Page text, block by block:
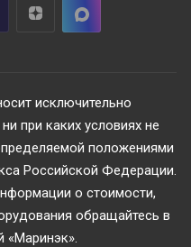
исключительно
при каких условиях не
положениями
Российской Федерации.
о стоимости,
обращайтесь в
«Маринэк».